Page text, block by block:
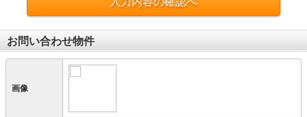
お問い合わせ物件
画像